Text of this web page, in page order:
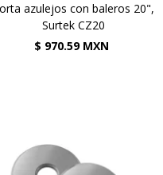
azulejos con baleros 20",
Surtek CZ20
$ 970.59 MXN